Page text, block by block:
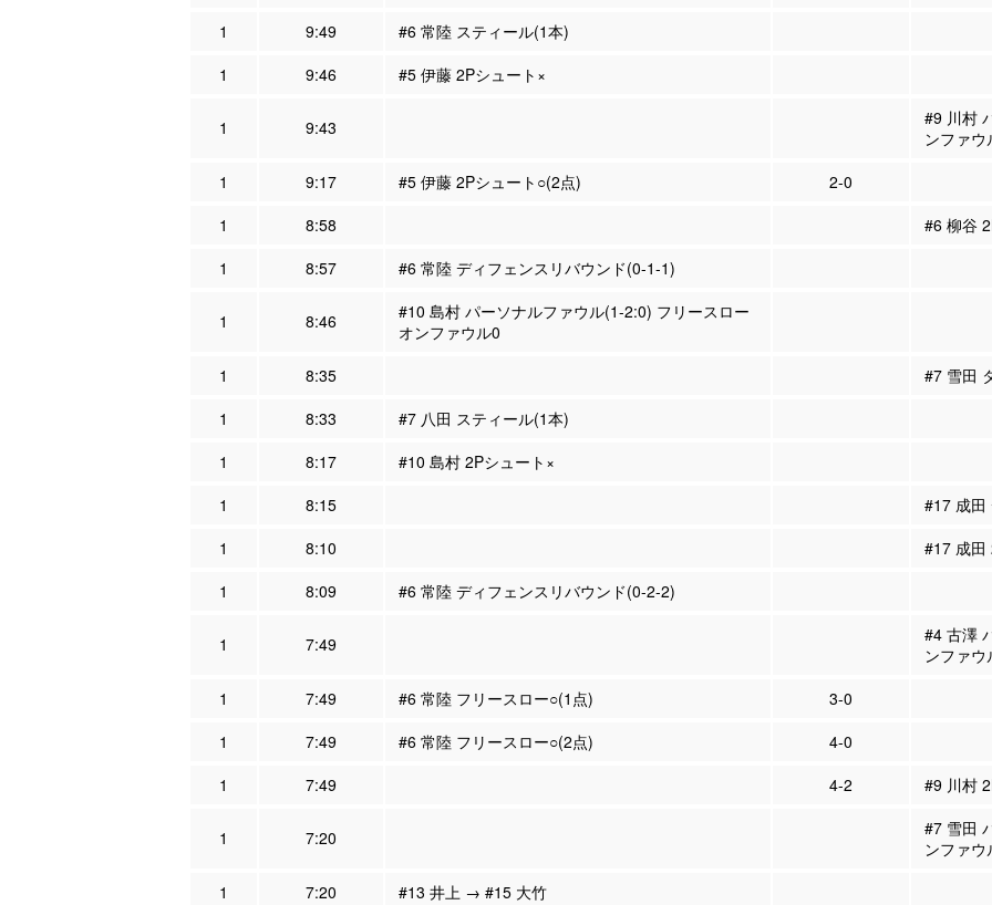
1
9:49
#6 常陸 スティール(1本)
1
9:46 #5 伊藤 2Pシュート×
1 9:43
#9 川村
ンファウ
1
9:17 #5 伊藤 2Pシュート○(2点)
2-0
1
8:58
#6 柳谷
1
8:57 #6 常陸 ディフェンスリバウンド(0-1-1)
1 8:46
#10 島村 パーソナルファウル(1-2:0) フリースロー
オンファウル0
1
8:35
#7 雪田
1
8:33
#7 八田 スティール(1本)
1
8:17
#10 島村 2Pシュート×
1
8:15
#17 成田
1
8:10
#17 成田
1
8:09 #6 常陸 ディフェンスリバウンド(0-2-2)
1 7:49
#4 古澤
ンファ
1
7:49 #6 常陸 フリースロー○(1点)
3-0
1
7:49 #6 常陸 フリースロー○(2点)
4-0
1
7:49 4-2 #9 川村
1 7:20
#7 雪田
ンファウ
1
7:20
#13 井上 → #15 大竹